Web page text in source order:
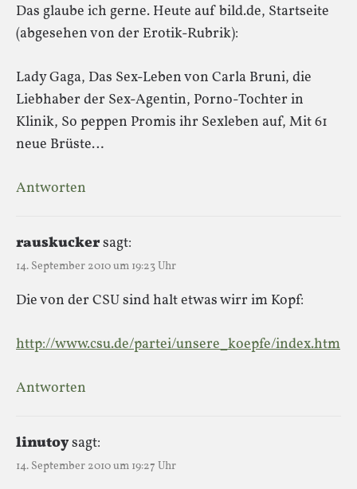
Das glaube ich gerne. Heute auf bild.de, Startseite
(abgesehen von der Erotik-Rubrik):
Lady Gaga, Das Sex-Leben von Carla Bruni, die
Liebhaber der Sex-Agentin, Porno-Tochter in
Klinik, So peppen Promis ihr Sexleben auf, Mit 61
neue Brüste…
Antworten
rauskuckersagt:
14. September 2010 um 19:23 Uhr
Die von der CSU sind halt etwas wirr im Kopf:
http://www.csu.de/partei/unsere_koepfe/index.htm
Antworten
linutoysagt:
14. September 2010 um 19:27 Uhr